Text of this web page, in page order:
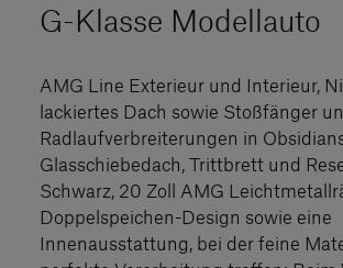
G-Klasse Modellauto
AMG Line Exterieur und Interieur,
lackiertes Dach sowie Stoßfänger
Radlaufverbreiterungen in
Glasschiebedach, Trittbrett und
Schwarz, 20 Zoll AMG
Doppelspeichen-Design sowie eine
Innenausstattung, bei der feine